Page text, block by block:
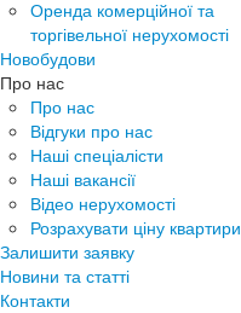
Оренда комерційної та
торгівельної нерухомості
Новобудови
Про нас
Про нас
Відгуки про нас
Наші спеціалісти
Наші вакансії
Відео нерухомості
Розрахувати ціну квартири
Залишити заявку
Новини та статті
Контакти